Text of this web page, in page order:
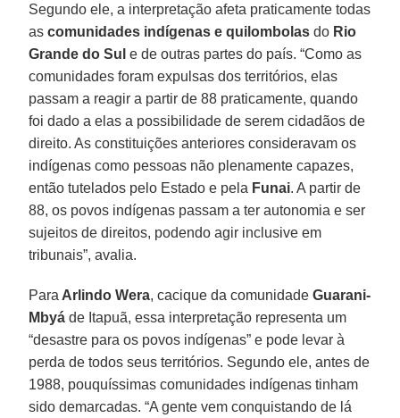
Segundo ele, a interpretação afeta praticamente todas
ascomunidades indígenas e quilombolas do Rio
Grande do Sul e de outras partes do país. “Como as
comunidades foram expulsas dos territórios, elas
passam a reagir a partir de 88 praticamente, quando
foi dado a elas a possibilidade de serem cidadãos de
direito. As constituições anteriores consideravam os
indígenas como pessoas não plenamente capazes,
então tutelados pelo Estado e pela Funai. A partir de
88, os povos indígenas passam a ter autonomia e ser
sujeitos de direitos, podendo agir inclusive em
tribunais”, avalia.
Para Arlindo Wera, cacique da comunidadeGuarani-
Mbyá de Itapuã, essa interpretação representa um
“desastre para os povos indígenas” e pode levar à
perda de todos seus territórios. Segundo ele, antes de
1988, pouquíssimas comunidades indígenas tinham
sido demarcadas. “A gente vem conquistando de lá